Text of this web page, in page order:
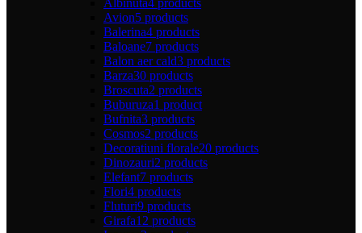
Albinuta4 products
Avion5 products
Balerina4 products
Baloane7 products
Balon aer cald3 products
Barza30 products
Broscuta2 products
Buburuza1 product
Bufnita3 products
Cosmos2 products
Decoratiuni florale20 products
Dinozauri2 products
Elefant7 products
Flori4 products
Fluturi9 products
Girafa12 products